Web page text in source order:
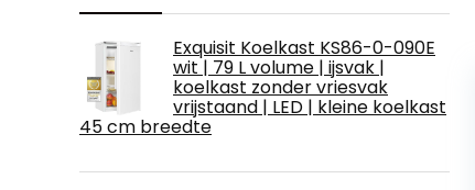
Exquisit Koelkast KS86-0-090E
wit | 79 L volume | ijsvak |
koelkast zonder vriesvak
vrijstaand | LED | kleine koelkast
45 cm breedte